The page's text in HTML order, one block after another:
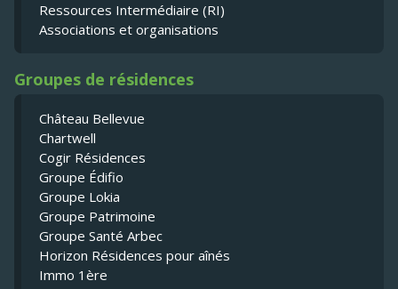
Ressources Intermédiaire (RI)
Associations et organisations
Groupes de résidences
Château Bellevue
Chartwell
Cogir Résidences
Groupe Édifio
Groupe Lokia
Groupe Patrimoine
Groupe Santé Arbec
Horizon Résidences pour aînés
Immo 1ère